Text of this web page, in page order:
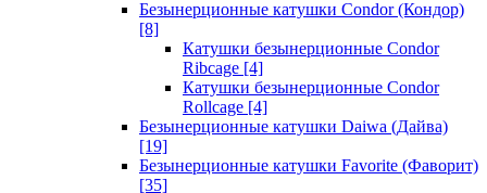
Безынерционные катушки Condor (Кондор)
[8]
Катушки безынерционные Condor
Ribcage [4]
Катушки безынерционные Condor
Rollcage [4]
Безынерционные катушки Daiwa (Дайва)
[19]
Безынерционные катушки Favorite (Фаворит)
[35]